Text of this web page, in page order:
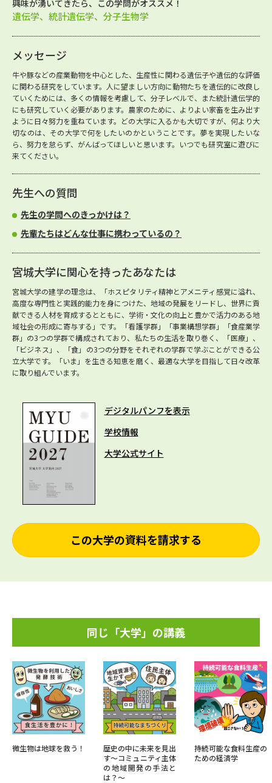
興味が湧いてきたら、この学問がオススメ！
遺伝学、統計遺伝学、分子生物学
メッセージ
牛や豚などの産業動物を中心とした、生産性に関わる遺伝子や遺伝的な評価
に関わる研究をしています。人に望ましい方向に動物たちを遺伝的に改良し
ていくためには、多くの情報を考慮して、分子レベルで、また統計遺伝学的
にも研究していく必要があります。農家のために、よりよい家畜を生み出す
ように日々努力を重ねています。どの大学に入るかも大切ですが、何より大
切なのは、その大学で何をしたいのかということです。夢を実現したいな
ら、努力を怠らず、がんばってほしいと思います。いつでも研究室に遊びに
来てください。
先生への質問
先生の学問へのきっかけは？
先輩たちはどんな仕事に携わっているの？
宮城大学に関心を持ったあなたは
宮城大学の建学の理念は、「ホスピタリティ精神とアメニティ感覚に溢れ、
高度な専門性と実践的能力を身につけた、地域の発展をリードし、世界に貢
献できる人材を育成するとともに、学術・文化の向上と豊かで活力のある地
域社会の形成に寄与する」です。「看護学群」「事業構想学群」「食産業学
群」の3つの学群で構成されており、私たちの生活を取り巻く、「医療」、
「ビジネス」、「食」の3つの分野をそれぞれの学群で学ぶことができる公
立大学です。「いま」を生きる知恵を磨く、最適な大学を目指して日々改革
に取り組んでいます。
デジタルパンフを表示
学校情報
大学公式サイト
この大学の資料を請求する
同じ「大学」の講義
微生物は地球を救う！
歴史の中に未来を見出
す～コミュニティ主体
の地域開発の手法と
は？～
持続可能な食料生産の
ための経済学